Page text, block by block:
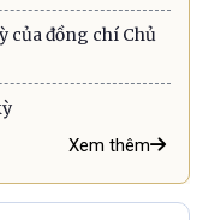
của đồng chí Chủ
Xem thêm